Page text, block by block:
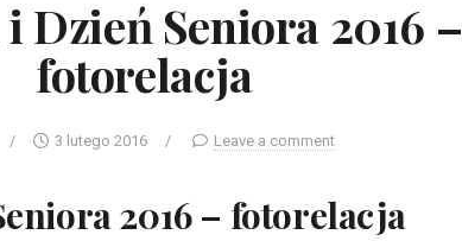
Dzień Seniora 2016 –
fotorelacja
/ 3 lutego 2016 / Leave a comment
2016 – fotorelacja